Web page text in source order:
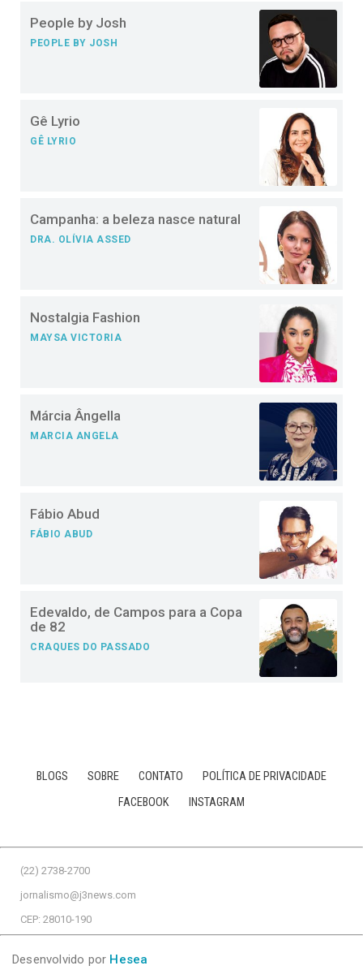
People by Josh
PEOPLE BY JOSH
Gê Lyrio
GÊ LYRIO
Campanha: a beleza nasce natural
DRA. OLÍVIA ASSED
Nostalgia Fashion
MAYSA VICTORIA
Márcia Ângella
MARCIA ANGELA
Fábio Abud
FÁBIO ABUD
Edevaldo, de Campos para a Copa
de 82
CRAQUES DO PASSADO
BLOGS SOBRE CONTATO
POLÍTICA DE PRIVACIDADE
FACEBOOK
INSTAGRAM
(22) 2738-2700
jornalismo@j3news.com
CEP: 28010-190
Desenvolvido por Hesea